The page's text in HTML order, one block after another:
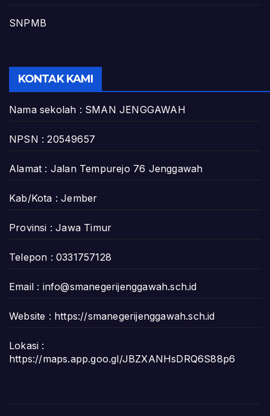
SNPMB
KONTAK KAMI
Nama sekolah : SMAN JENGGAWAH
NPSN : 20549657
Alamat : Jalan Tempurejo 76 Jenggawah
Kab/Kota : Jember
Provinsi : Jawa Timur
Telepon : 0331757128
Email : info@smanegerijenggawah.sch.id
Website : https://smanegerijenggawah.sch.id
Lokasi :
https://maps.app.goo.gl/JBZXANHsDRQ6S88p6